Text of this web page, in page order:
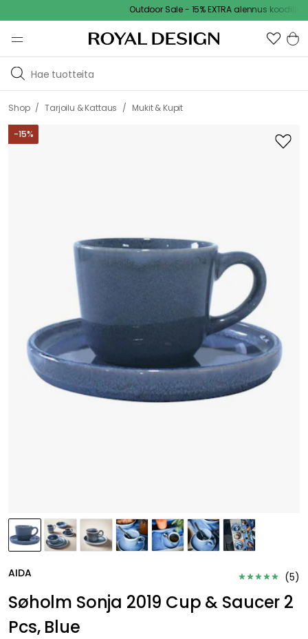
Outdoor Sale - 15% EXTRA alennus koodilla
Shop / Tarjoilu & Kattaus / Mukit & Kupit
-15%
AIDA (5)
Søholm Sonja 2019 Cup & Saucer 2
Pcs, Blue